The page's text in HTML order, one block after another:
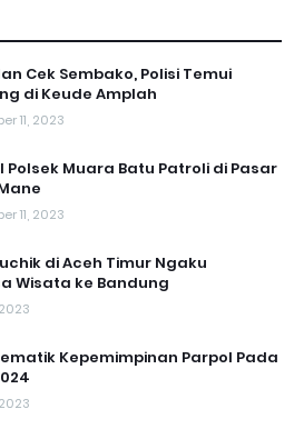
Cek Sembako, Polisi Temui
di Keude Amplah
11, 2023
Polsek Muara Batu Patroli di Pasar
11, 2023
di Aceh Timur Ngaku
Wisata ke Bandung
Kepemimpinan Parpol Pada